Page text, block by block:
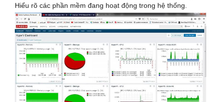
Hiểu rõ các phần mềm đang hoạt động trong hệ thống.